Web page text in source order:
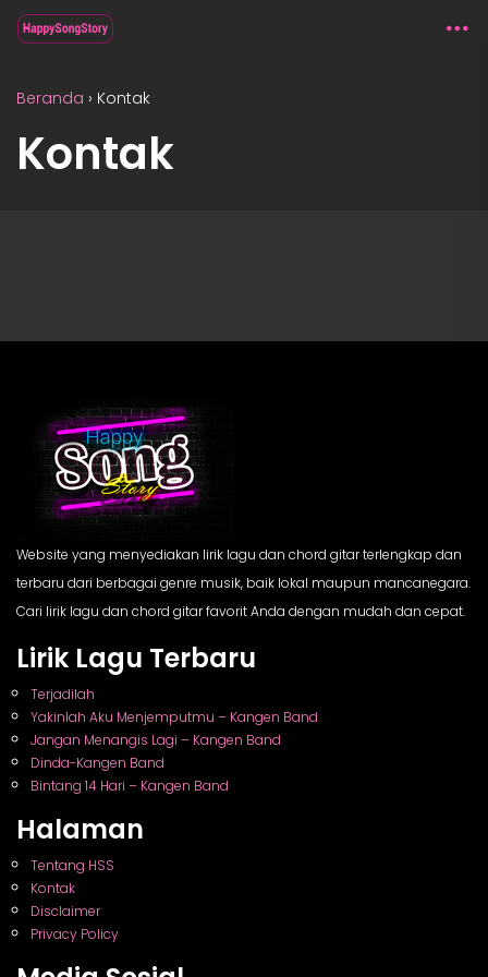
Beranda › Kontak
Kontak
Website yang menyediakan lirik lagu dan chord gitar terlengkap dan
terbaru dari berbagai genre musik, baik lokal maupun mancanegara.
Cari lirik lagu dan chord gitar favorit Anda dengan mudah dan cepat.
Lirik Lagu Terbaru
Terjadilah
Yakinlah Aku Menjemputmu – Kangen Band
Jangan Menangis Lagi – Kangen Band
Dinda-Kangen Band
Bintang 14 Hari – Kangen Band
Halaman
Tentang HSS
Kontak
Disclaimer
Privacy Policy